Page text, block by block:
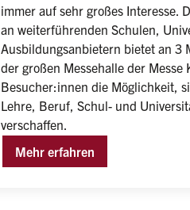
immer auf sehr großes Interesse.
an weiterführenden Schulen,
Ausbildungsanbietern bietet an 3
der großen Messehalle der
Besucher:innen die Möglichkeit,
Lehre, Beruf, Schul- und
verschaffen.
Mehr erfahren